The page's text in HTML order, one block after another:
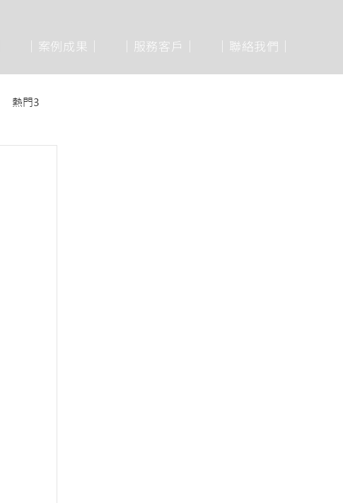
│案例成果│ │服務客戶│ │聯絡我們│
熱門3